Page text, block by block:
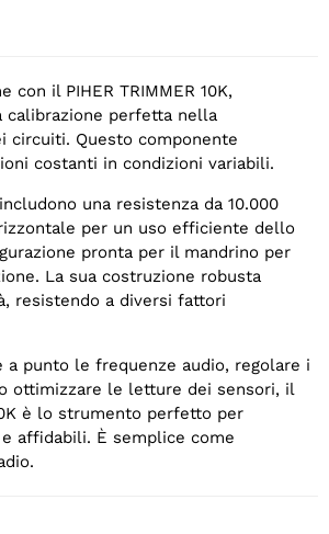
con il PIHER TRIMMER 10K,
calibrazione perfetta nella
circuiti. Questo componente
costanti in condizioni variabili.
una resistenza da 10.000
per un uso efficiente dello
pronta per il mandrino per
La sua costruzione robusta
resistendo a diversi fattori
a punto le frequenze audio, regolare i
ottimizzare le letture dei sensori, il
è lo strumento perfetto per
affidabili. È semplice come